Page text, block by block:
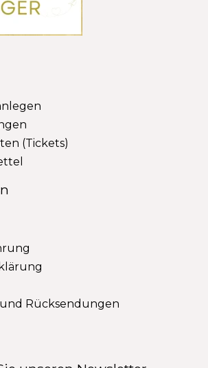
(Tickets)
Rücksendungen